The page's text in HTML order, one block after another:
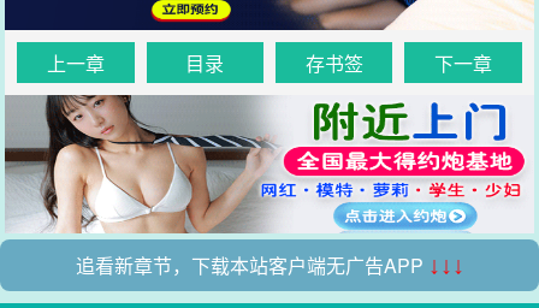
上一章 目录 存书签 下一章
追看新章节，下载本站客户端无广告APP ↓↓↓